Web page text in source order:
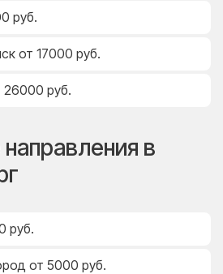
руб.
от 17000 руб.
26000 руб.
в
руб.
от 5000 руб.